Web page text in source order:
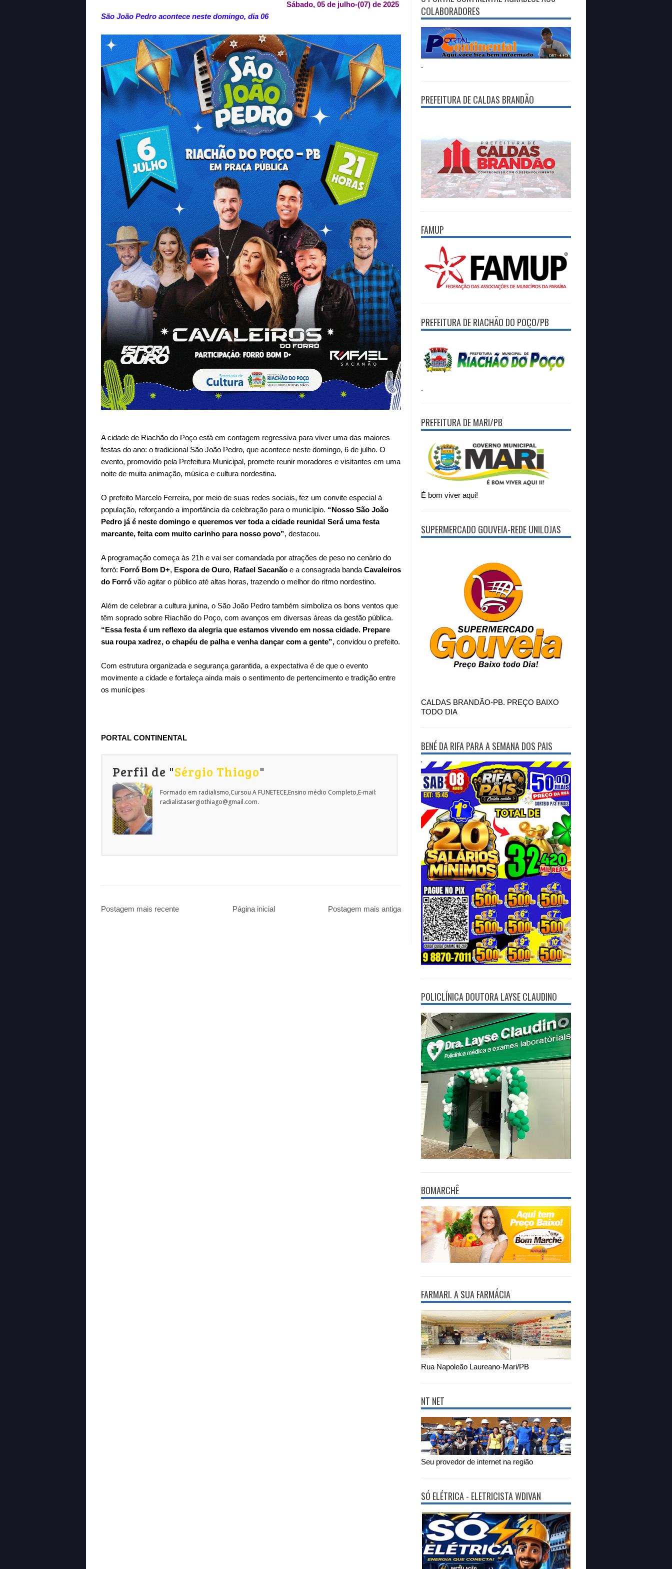
Sábado, 05 de julho-(07) de 2025
São João Pedro acontece neste domingo, dia 06
A cidade de Riachão do Poço está em contagem regressiva para viver uma das maiores
festas do ano: o tradicional São João Pedro, que acontece neste domingo, 6 de julho. O
evento, promovido pela Prefeitura Municipal, promete reunir moradores e visitantes em uma
noite de muita animação, música e cultura nordestina.
O prefeito Marcelo Ferreira, por meio de suas redes sociais, fez um convite especial à
população, reforçando a importância da celebração para o município. “Nosso São João
Pedro já é neste domingo e queremos ver toda a cidade reunida! Será uma festa
marcante, feita com muito carinho para nosso povo”, destacou.
A programação começa às 21h e vai ser comandada por atrações de peso no cenário do
forró: Forró Bom D+, Espora de Ouro, Rafael Sacanão e a consagrada banda Cavaleiros
do Forró vão agitar o público até altas horas, trazendo o melhor do ritmo nordestino.
Além de celebrar a cultura junina, o São João Pedro também simboliza os bons ventos que
têm soprado sobre Riachão do Poço, com avanços em diversas áreas da gestão pública.
“Essa festa é um reflexo da alegria que estamos vivendo em nossa cidade. Prepare
sua roupa xadrez, o chapéu de palha e venha dançar com a gente”, convidou o prefeito.
Com estrutura organizada e segurança garantida, a expectativa é de que o evento
movimente a cidade e fortaleça ainda mais o sentimento de pertencimento e tradição entre
os munícipes
PORTAL CONTINENTAL
Perfil de "Sérgio Thiago"
Formado em radialismo,Cursou A FUNETECE,Ensino médio Completo,E-mail:
radialistasergiothiago@gmail.com.
Postagem mais recente Postagem mais antiga
Página inicial
COLABORADORES
.
PREFEITURA DE CALDAS BRANDÃO
FAMUP
PREFEITURA DE RIACHÃO DO POÇO/PB
.
PREFEITURA DE MARI/PB
É bom viver aqui!
SUPERMERCADO GOUVEIA-REDE UNILOJAS
CALDAS BRANDÃO-PB. PREÇO BAIXO
TODO DIA
BENÉ DA RIFA PARA A SEMANA DOS PAIS
POLICLÍNICA DOUTORA LAYSE CLAUDINO
BOMARCHÊ
FARMARI. A SUA FARMÁCIA
Rua Napoleão Laureano-Mari/PB
NT NET
Seu provedor de internet na região
SÓ ELÉTRICA - ELETRICISTA WDIVAN